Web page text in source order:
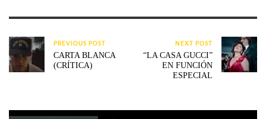
PREVIOUS POST
CARTA BLANCA
(CRÍTICA)
NEXT POST
“LA CASA GUCCI”
EN FUNCIÓN
ESPECIAL